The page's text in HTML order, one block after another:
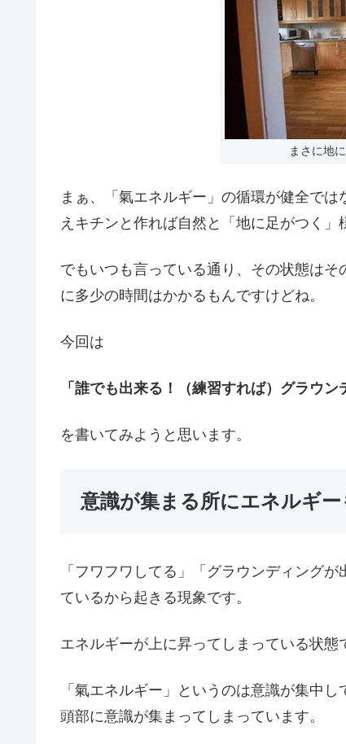
まさに地
まぁ、「氣エネルギー」の循環が健全で
えキチンと作れば自然と「地に足がつく」
でもいつも言っている通り、その状態は
に多少の時間はかかるもんですけどね。
今回は
「誰でも出来る！（練習すれば）グラウン
を書いてみようと思います。
意識が集まる所にエネルギー
「フワフワしてる」「グラウンディング
ているから起きる現象です。
エネルギーが上に昇ってしまっている状態
「氣エネルギー」というのは意識が集中
頭部に意識が集まってしまっています。